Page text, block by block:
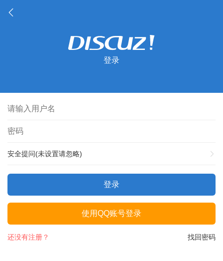
登录
安全提问(未设置请忽略)
登录
使用QQ账号登录
找回密码
还没有注册？